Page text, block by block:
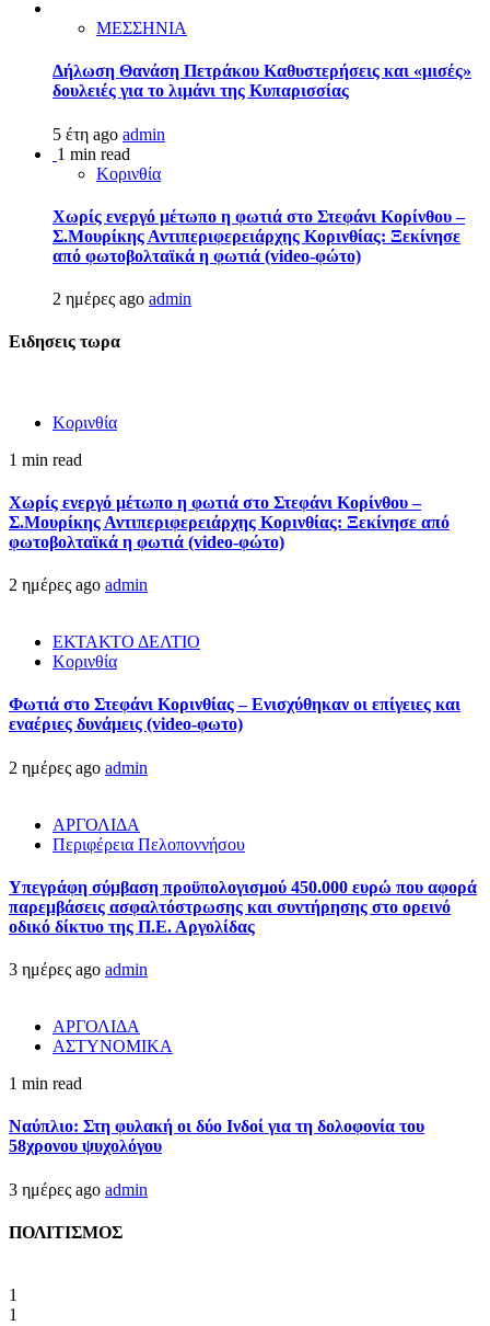
ΜΕΣΣΗΝΙΑ
Δήλωση Θανάση Πετράκου Καθυστερήσεις και «μισές»
δουλειές για το λιμάνι της Κυπαρισσίας
5 έτη ago admin
1 min read
Κορινθία
Χωρίς ενεργό μέτωπο η φωτιά στο Στεφάνι Κορίνθου –
Σ.Μουρίκης Αντιπεριφερειάρχης Κορινθίας: Ξεκίνησε
από φωτοβολταϊκά η φωτιά (video-φώτο)
2 ημέρες ago admin
Ειδησεις τωρα
Κορινθία
1 min read
Χωρίς ενεργό μέτωπο η φωτιά στο Στεφάνι Κορίνθου –
Σ.Μουρίκης Αντιπεριφερειάρχης Κορινθίας: Ξεκίνησε από
φωτοβολταϊκά η φωτιά (video-φώτο)
2 ημέρες ago admin
ΕΚΤΑΚΤΟ ΔΕΛΤΙΟ
Κορινθία
Φωτιά στο Στεφάνι Κορινθίας – Ενισχύθηκαν οι επίγειες και
εναέριες δυνάμεις (video-φωτο)
2 ημέρες ago admin
ΑΡΓΟΛΙΔΑ
Περιφέρεια Πελοποννήσου
Υπεγράφη σύμβαση προϋπολογισμού 450.000 ευρώ που αφορά
παρεμβάσεις ασφαλτόστρωσης και συντήρησης στο ορεινό
οδικό δίκτυο της Π.Ε. Αργολίδας
3 ημέρες ago admin
ΑΡΓΟΛΙΔΑ
ΑΣΤΥΝΟΜΙΚΑ
1 min read
Ναύπλιο: Στη φυλακή οι δύο Ινδοί για τη δολοφονία του
58χρονου ψυχολόγου
3 ημέρες ago admin
ΠΟΛΙΤΙΣΜΟΣ
1
1